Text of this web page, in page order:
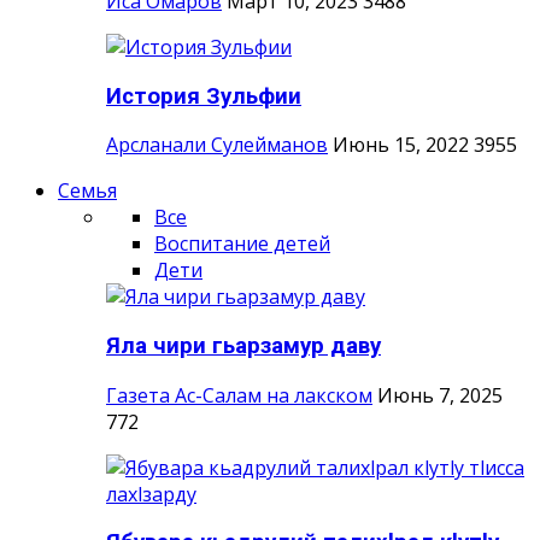
История Зульфии
Арсланали Сулейманов Июнь 15, 2022 3955
Семья
Все
Воспитание детей
Дети
Яла чири гьарзамур даву
Газета Ас-Салам на лакском Июнь 7, 2025
772